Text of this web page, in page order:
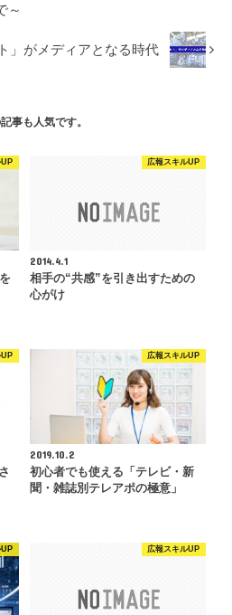
～
ト」がメディアとなる時代
事も人気です。
UP 広報スキルUP
2014.4.1
相手の“共感”を引き出すための
心がけ
UP 広報スキルUP
2019.10.2
初心者でも使える「テレビ・新
聞・雑誌別テレアポの極意」
UP 広報スキルUP